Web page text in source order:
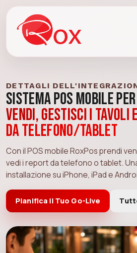
DETTAGLI
Sistema POS Mobile
Vendi, gestisci i tavoli
da telefono/tablet
Con il POS mobile RoxPos prendi
vedi i report da telefono o tablet.
installazione su iPhone, iPad e
Pianifica il Tuo Go-Live